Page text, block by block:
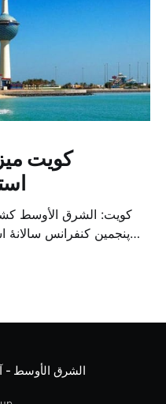
کویت
کویت: الشرق الأوسط
پنجمین کنفرانس
متخصص از شرکت‌های
الشرق الأوسط -